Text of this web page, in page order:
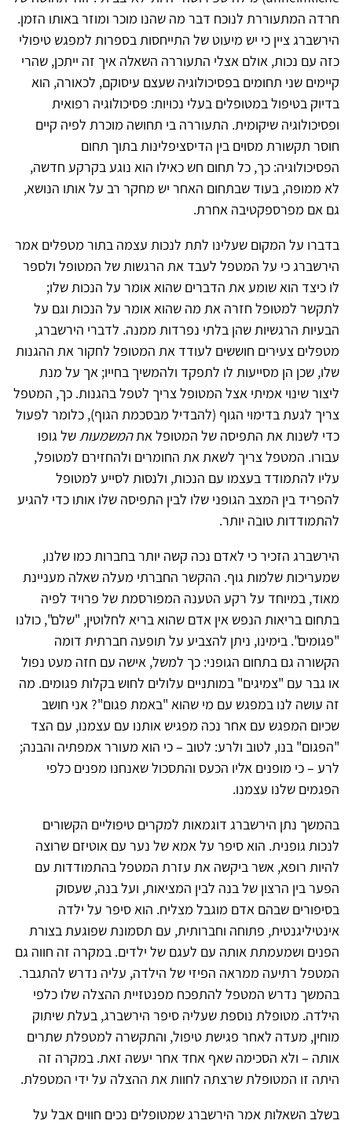
חרדה המתעוררת לנוכח דבר מה שהנו מוכר ומוזר באותו הזמן.
הירשברג ציין כי יש מיעוט של התייחסות בספרות למפגש טיפולי
כזה עם נכות, אולם אצלי התעוררה השאלה איך זה ייתכן, שהרי
קיימים שני תחומים בפסיכולוגיה שעצם עיסוקם, לכאורה, הוא
בדיוק בטיפול במטופלים בעלי נכויות: פסיכולוגיה רפואית
ופסיכולוגיה שיקומית. התעוררה בי תחושה מוכרת לפיה קיים
חוסר תקשורת מסוים בין הדיסציפלינות בתוך תחום
הפסיכולוגיה: כך, כל תחום חש כאילו הוא נוגע בקרקע חדשה,
לא ממופה, בעוד שבתחום האחר יש מחקר רב על אותו הנושא,
גם אם מפרספקטיבה אחרת.
בדברו על המקום שעלינו לתת לנכות עצמה בתור מטפלים אמר
הירשברג כי על המטפל לעבד את הרגשות של המטופל ולספר
לו כיצד הוא שומע את הדברים שהוא אומר על הנכות שלו;
לתקשר למטופל חזרה את מה שהוא אומר על הנכות וגם על
הבעיות הרגשיות שהן בלתי נפרדות ממנה. לדברי הירשברג,
מטפלים צעירים חוששים לעודד את המטופל לחקור את ההגנות
שלו, שכן הן מסייעות לו לתפקד ולהמשיך בחייו; אך על מנת
ליצור שינוי אמיתי אצל המטופל צריך לטפל בהגנות. כך, המטפל
צריך לגעת בדימוי הגוף (להבדיל מבסכמת הגוף), כלומר לפעול
כדי לשנות את התפיסה של המטופל אתהמשמעות של גופו
עבורו. המטפל צריך לשאת את החומרים ולהחזירם למטופל,
עליו להתמודד בעצמו עם הנכות, ולנסות לסייע למטופל
להפריד בין המצב הגופני שלו לבין התפיסה שלו אותו כדי להגיע
להתמודדות טובה יותר.
הירשברג הזכיר כי לאדם נכה קשה יותר בחברות כמו שלנו,
שמעריכות שלמות גוף. ההקשר החברתי מעלה שאלה מעניינת
מאוד, במיוחד על רקע הטענה המפורסמת של פרויד לפיה
בתחום בריאות הנפש אין אדם שהוא בריא לחלוטין, "שלם", כולנו
"פגומים". בימינו, ניתן להצביע על תופעה חברתית דומה
הקשורה גם בתחום הגופני: כך למשל, אישה עם חזה מעט נפול
או גבר עם "צמיגים" במותניים עלולים לחוש בקלות פגומים. מה
זה עושה לנו במפגש עם מי שהוא "באמת פגום"? אני חושב
שכיום המפגש עם אחר נכה מפגיש אותנו עם עצמנו, עם הצד
"הפגום" בנו, לטוב ולרע: לטוב – כי הוא מעורר אמפתיה והבנה;
לרע – כי מופנים אליו הכעס והתסכול שאנחנו מפנים כלפי
הפגמים שלנו עצמנו.
בהמשך נתן הירשברג דוגמאות למקרים טיפוליים הקשורים
לנכות גופנית. הוא סיפר על אמא של נער עם אוטיזם שרוצה
להיות רופא, אשר ביקשה את עזרת המטפל בהתמודדות עם
הפער בין הרצון של בנה לבין המציאות, ועל בנה, שעסוק
בסיפורים שבהם אדם מוגבל מצליח. הוא סיפר על ילדה
אינטיליגנטית, פתוחה וחברותית, עם תסמונת שפוגעת בצורת
הפנים ושמעמתת אותה עם לעגם של ילדים. במקרה זה חווה גם
המטפל רתיעה ממראה הפיזי של הילדה, עליה נדרש להתגבר.
בהמשך נדרש המטפל להתפכח מפנטזיית ההצלה שלו כלפי
הילדה. מטופלת נוספת שעליה סיפר הירשברג, בעלת שיתוק
מוחין, מעדה לאחר פגישת טיפול, והתקשרה למטפלת שתרים
אותה – ולא הסכימה שאף אחד אחר יעשה זאת. במקרה זה
היתה זו המטופלת שרצתה לחוות את ההצלה על ידי המטפלת.
בשלב השאלות אמר הירשברג שמטופלים נכים חווים אבל על